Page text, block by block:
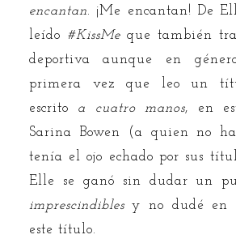
encantan. ¡Me encantan! De
leído #KissMeque también
deportiva aunque en
primera vez que leo un
escrito a cuatro manos, en
Sarina Bowen (a quien no
tenía el ojo echado por sus
Elle se ganó sin dudar un
imprescindiblesy no dudé en
este título.